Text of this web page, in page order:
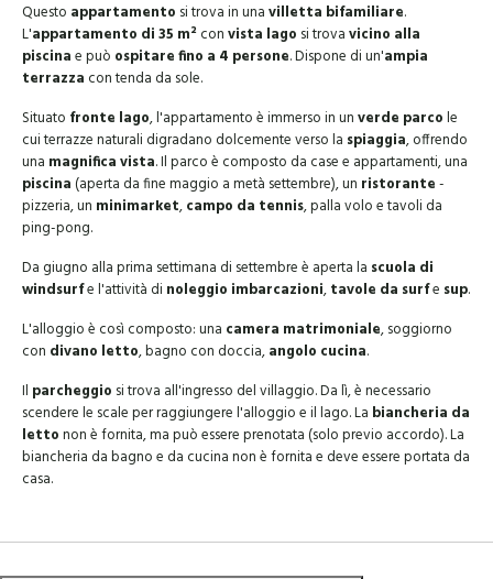
Questo appartamento si trova in unavilletta bifamiliare.
L'appartamento di 35 m²convista lago si trovavicino alla
piscinae può ospitare fino a 4 persone. Dispone di un'ampia
terrazza con tenda da sole.
Situato fronte lago, l'appartamento è immerso in unverde parcole
cui terrazze naturali digradano dolcemente verso la spiaggia, offrendo
una magnifica vista. Il parco è composto da case e appartamenti, una
piscina(aperta da fine maggio a metà settembre), un ristorante-
pizzeria, un minimarket,campo da tennis, palla volo e tavoli da
ping-pong.
Da giugno alla prima settimana di settembre è aperta la scuola di
windsurfe l'attività di noleggio imbarcazioni,tavole da surfe sup.
L'alloggio è così composto: una camera matrimoniale, soggiorno
con divano letto, bagno con doccia,angolo cucina.
Il parcheggio si trova all'ingresso del villaggio. Da lì, è necessario
scendere le scale per raggiungere l'alloggio e il lago. La biancheria da
lettonon è fornita, ma può essere prenotata (solo previo accordo). La
biancheria da bagno e da cucina non è fornita e deve essere portata da
casa.